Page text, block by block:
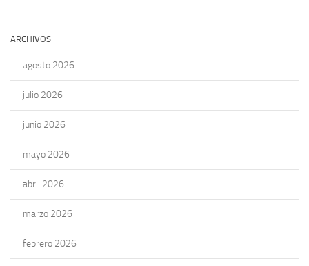
ARCHIVOS
agosto 2026
julio 2026
junio 2026
mayo 2026
abril 2026
marzo 2026
febrero 2026